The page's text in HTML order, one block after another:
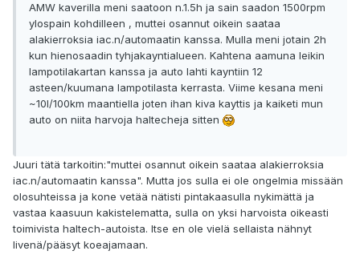
AMW kaverilla meni saatoon n.1.5h ja sain saadon 1500rpm
ylospain kohdilleen , muttei osannut oikein saataa
alakierroksia iac.n/automaatin kanssa. Mulla meni jotain 2h
kun hienosaadin tyhjakayntialueen. Kahtena aamuna leikin
lampotilakartan kanssa ja auto lahti kayntiin 12
asteen/kuumana lampotilasta kerrasta. Viime kesana meni
~10l/100km maantiella joten ihan kiva kayttis ja kaiketi mun
auto on niita harvoja haltecheja sitten
Juuri tätä tarkoitin:"muttei osannut oikein saataa alakierroksia
iac.n/automaatin kanssa". Mutta jos sulla ei ole ongelmia missään
olosuhteissa ja kone vetää nätisti pintakaasulla nykimättä ja
vastaa kaasuun kakistelematta, sulla on yksi harvoista oikeasti
toimivista haltech-autoista. Itse en ole vielä sellaista nähnyt
livenä/pääsyt koeajamaan.